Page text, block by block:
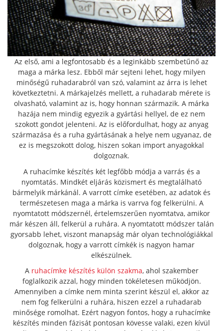
Az első, ami a legfontosabb és a leginkább szembetűnő az
maga a márka lesz. Ebből már sejteni lehet, hogy milyen
minőségű ruhadarabról van szó, valamint az árra is lehet
következtetni. A márkajelzés mellett, a ruhadarab mérete is
olvasható, valamint az is, hogy honnan származik. A márka
hazája nem mindig egyezik a gyártási hellyel, de ez nem
szokott gondot jelenteni. Az is előfordulhat, hogy az anyag
származása és a ruha gyártásának a helye nem ugyanaz, de
ez is megszokott dolog, hiszen sokan import anyagokkal
dolgoznak.
A ruhacímke készítés két legfőbb módja a varrás és a
nyomtatás. Mindkét eljárás közismert és megtalálható
bármelyik márkánál. A varrott címke esetében, az adatok és
természetesen maga a márka is varrva fog felkerülni. A
nyomtatott módszernél, értelemszerűen nyomtatva, amikor
már készen áll, felkerül a ruhára. A nyomtatott módszer talán
gyorsabb lehet, viszont manapság már olyan technológiákkal
dolgoznak, hogy a varrott címkék is nagyon hamar
elkészülnek.
A ruhacímke készítés külön szakma, ahol szakember
foglalkozik azzal, hogy minden tökéletesen működjön.
Amennyiben a címke nem minta szerint készül el, akkor az
nem fog felkerülni a ruhára, hiszen ezzel a ruhadarab
minősége romolhat. Ezért nagyon fontos, hogy a ruhacímke
készítés minden fázisát pontosan kövesse valaki, ezen kívül